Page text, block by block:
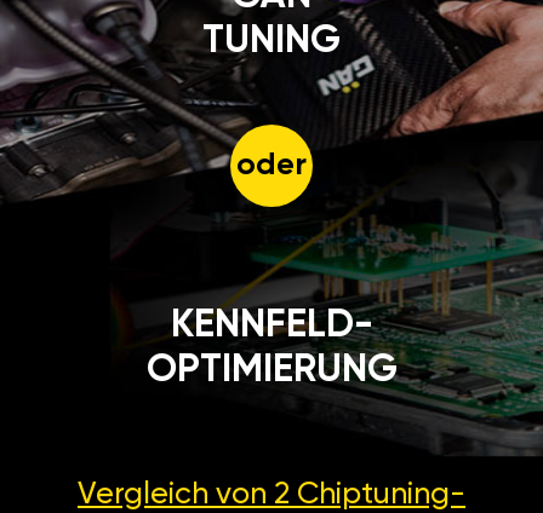
TUNING
oder
KENNFELD-
OPTIMIERUNG
Vergleich von 2 Chiptuning-